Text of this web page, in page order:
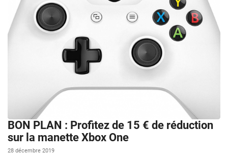
BON PLAN : Profitez de 15 € de réduction
sur la manette Xbox One
28 décembre 2019